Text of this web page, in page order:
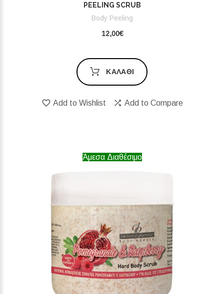
PEELING SCRUB
Body Peeling
12,00€
ΚΑΛΆΘΙ
Add to Wishlist Add to Compare
Άμεσα Διαθέσιμο